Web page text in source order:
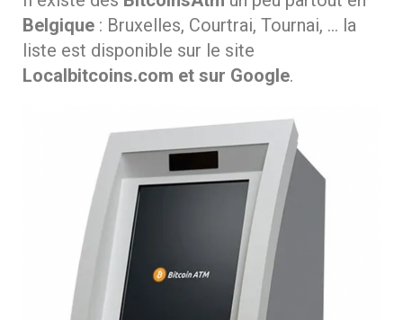
Belgique : Bruxelles, Courtrai, Tournai, … la
liste est disponible sur le site
Localbitcoins.com et sur Google.